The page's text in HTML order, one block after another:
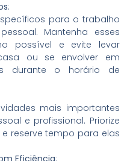
:
para o trabalho
Mantenha esses
possível e evite levar
ou se envolver em
durante o horário de
mais importantes
e profissional. Priorize
reserve tempo para elas